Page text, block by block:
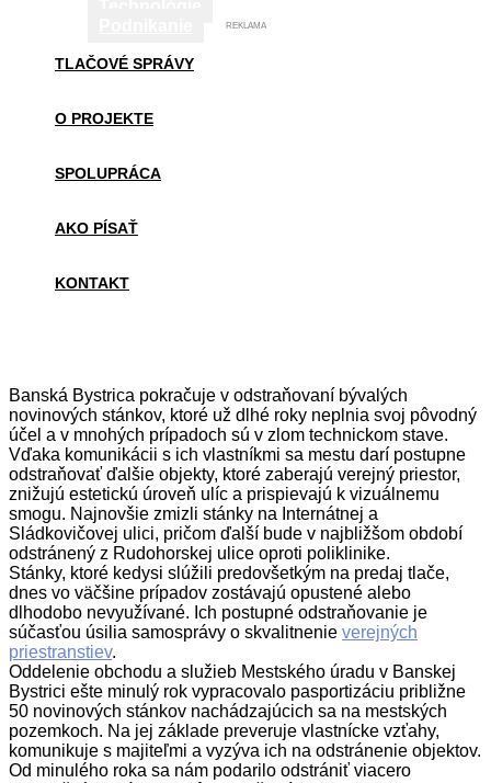
TLAČOVÉ SPRÁVY
O PROJEKTE
SPOLUPRÁCA
AKO PÍSAŤ
KONTAKT
REKLAMA
Banská Bystrica pokračuje v odstraňovaní bývalých
novinových stánkov, ktoré už dlhé roky neplnia svoj pôvodný
účel a v mnohých prípadoch sú v zlom technickom stave.
Vďaka komunikácii s ich vlastníkmi sa mestu darí postupne
odstraňovať ďalšie objekty, ktoré zaberajú verejný priestor,
znižujú estetickú úroveň ulíc a prispievajú k vizuálnemu
smogu. Najnovšie zmizli stánky na Internátnej a
Sládkovičovej ulici, pričom ďalší bude v najbližšom období
odstránený z Rudohorskej ulice oproti poliklinike.
Stánky, ktoré kedysi slúžili predovšetkým na predaj tlače,
dnes vo väčšine prípadov zostávajú opustené alebo
dlhodobo nevyužívané. Ich postupné odstraňovanie je
súčasťou úsilia samosprávy o skvalitnenie verejných
priestranstiev.
Oddelenie obchodu a služieb Mestského úradu v Banskej
Bystrici ešte minulý rok vypracovalo pasportizáciu približne
50 novinových stánkov nachádzajúcich sa na mestských
pozemkoch. Na jej základe preveruje vlastnícke vzťahy,
komunikuje s majiteľmi a vyzýva ich na odstránenie objektov.
Od minulého roka sa nám podarilo odstrániť viacero